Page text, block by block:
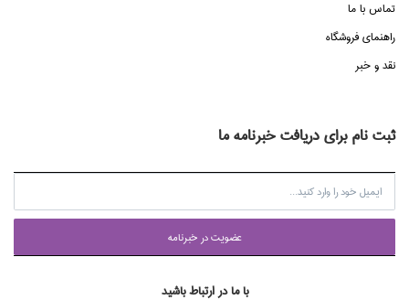
تماس با ما
راهنماي فروشگاه
نقد و خبر
ثبت نام برای دریافت خبرنامه ما
عضويت در خبرنامه
با ما در ارتباط باشید